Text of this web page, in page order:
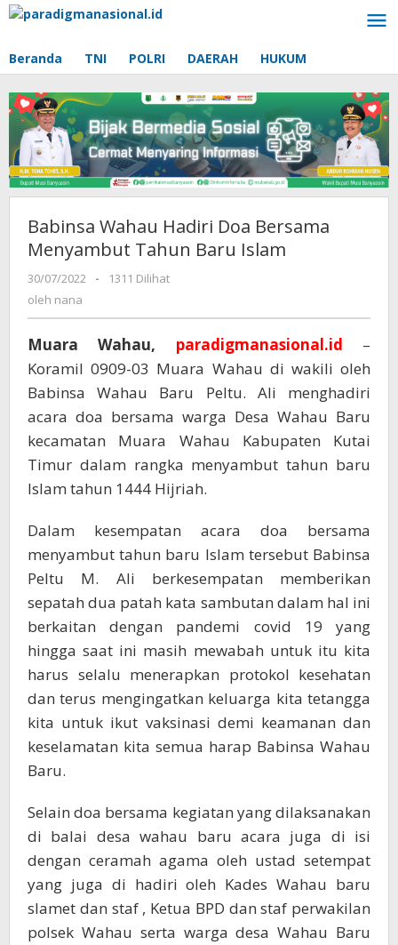
Lewati
Beranda TNI POLRI DAERAH HUKUM
Babinsa Wahau Hadiri Doa Bersama
Menyambut Tahun Baru Islam
30/07/2022
oleh
-
1311 Dilihat
oleh nana
Muara Wahau, paradigmanasional.id –
Koramil 0909-03 Muara Wahau di wakili oleh
Babinsa Wahau Baru Peltu. Ali menghadiri
acara doa bersama warga Desa Wahau Baru
kecamatan Muara Wahau Kabupaten Kutai
Timur dalam rangka menyambut tahun baru
Islam tahun 1444 Hijriah.
Dalam kesempatan acara doa bersama
menyambut tahun baru Islam tersebut Babinsa
Peltu M. Ali berkesempatan memberikan
sepatah dua patah kata sambutan dalam hal ini
berkaitan dengan pandemi covid 19 yang
hingga saat ini masih mewabah untuk itu kita
harus selalu menerapkan protokol kesehatan
dan terus mengingatkan keluarga kita tetangga
kita untuk ikut vaksinasi demi keamanan dan
keselamatan kita semua harap Babinsa Wahau
Baru.
Selain doa bersama kegiatan yang dilaksanakan
di balai desa wahau baru acara juga di isi
dengan ceramah agama oleh ustad setempat
yang juga di hadiri oleh Kades Wahau baru
slamet dan staf , Ketua BPD dan staf perwakilan
polsek Wahau serta warga desa Wahau Baru